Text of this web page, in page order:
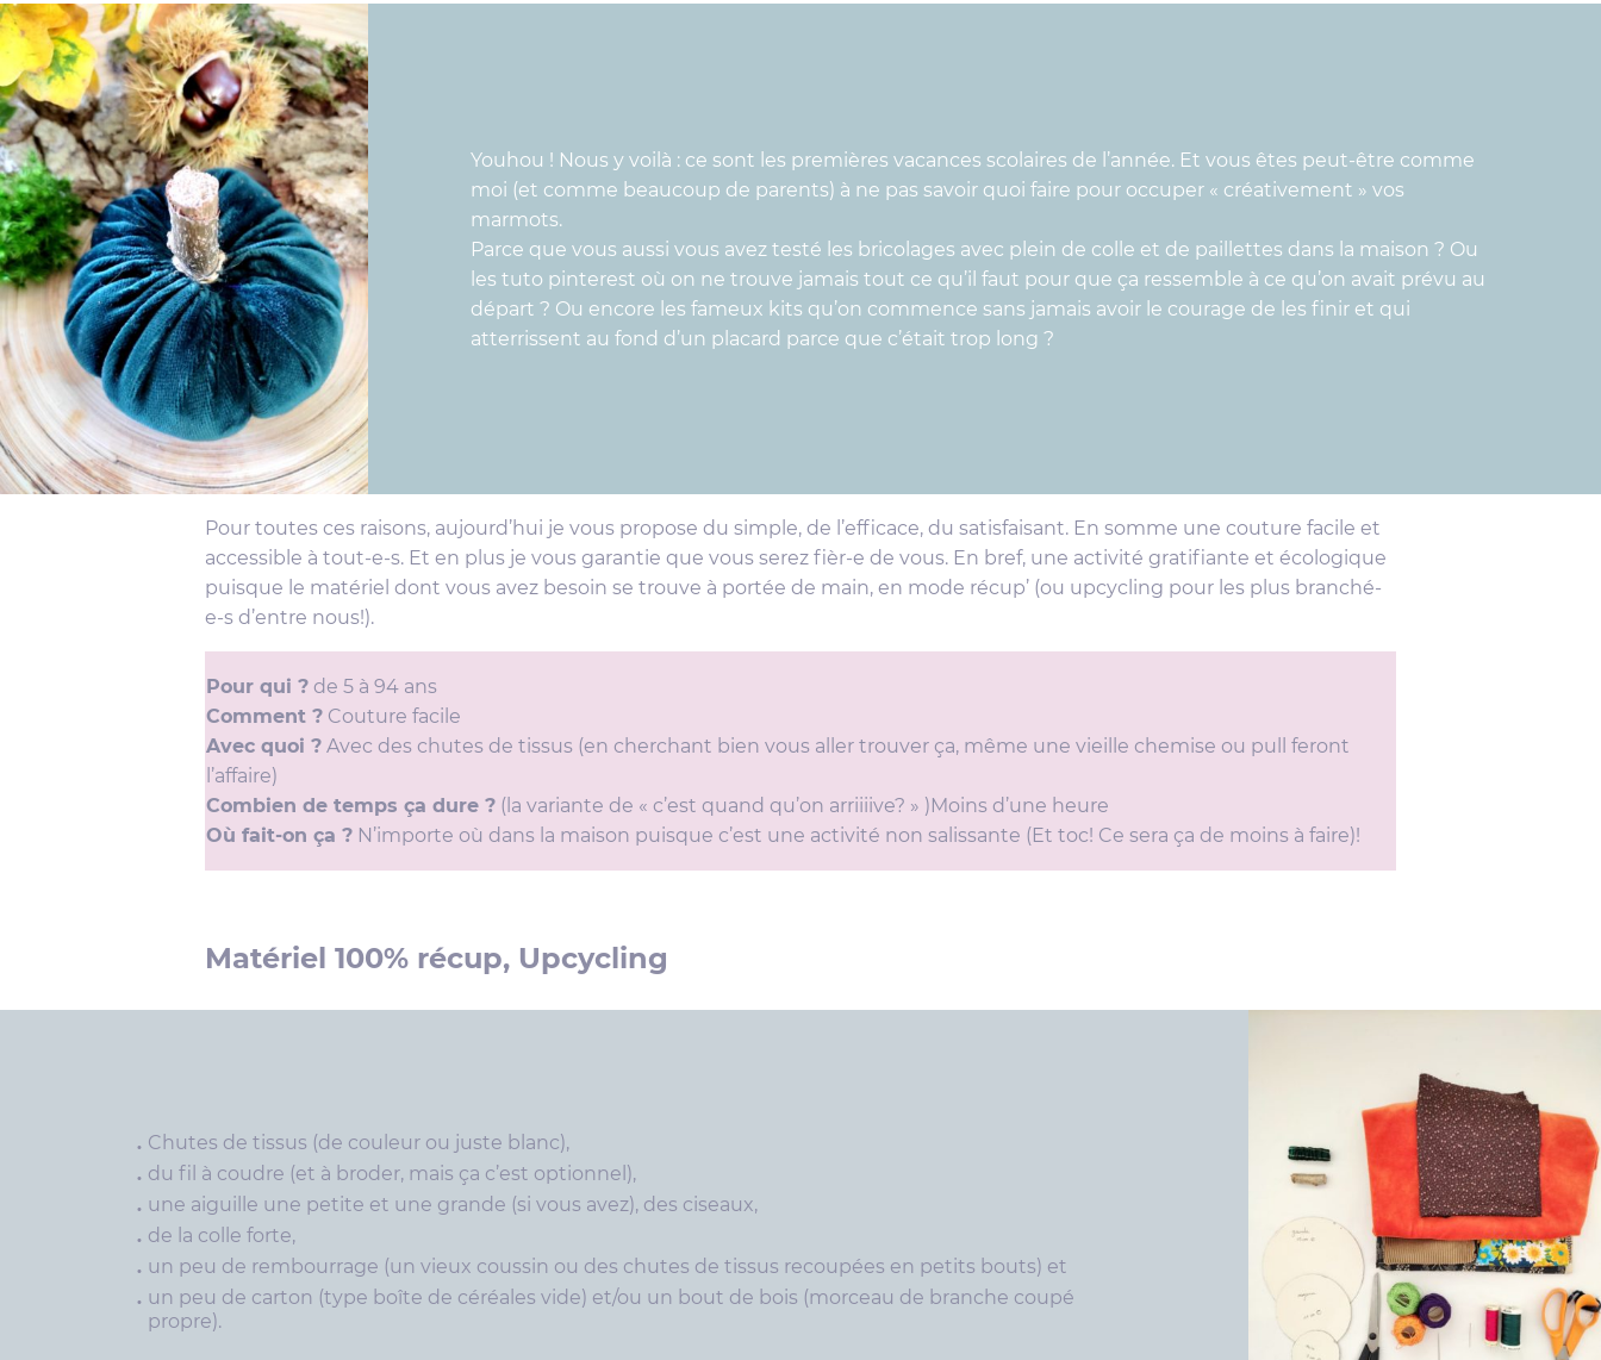
Youhou ! Nous y voilà : ce sont les premières vacances scolaires de l’année. Et vous êtes peut-être comme
moi (et comme beaucoup de parents) à ne pas savoir quoi faire pour occuper « créativement » vos
marmots.
Parce que vous aussi vous avez testé les bricolages avec plein de colle et de paillettes dans la maison ? Ou
les tuto pinterest où on ne trouve jamais tout ce qu’il faut pour que ça ressemble à ce qu’on avait prévu au
départ ? Ou encore les fameux kits qu’on commence sans jamais avoir le courage de les finir et qui
atterrissent au fond d’un placard parce que c’était trop long ?
Pour toutes ces raisons, aujourd’hui je vous propose du simple, de l’efficace, du satisfaisant. En somme une couture facile et
accessible à tout-e-s. Et en plus je vous garantie que vous serez fièr-e de vous. En bref, une activité gratifiante et écologique
puisque le matériel dont vous avez besoin se trouve à portée de main, en mode récup’ (ou upcycling pour les plus branché-
e-s d’entre nous!).
Pour qui ? de 5 à 94 ans
Comment ? Couture facile
Avec quoi ? Avec des chutes de tissus (en cherchant bien vous aller trouver ça, même une vieille chemise ou pull feront
l’affaire)
Combien de temps ça dure ? (la variante de « c’est quand qu’on arriiiive? » )Moins d’une heure
Où fait-on ça ? N’importe où dans la maison puisque c’est une activité non salissante (Et toc! Ce sera ça de moins à faire)!
Matériel 100% récup, Upcycling
Chutes de tissus (de couleur ou juste blanc),
du fil à coudre (et à broder, mais ça c’est optionnel),
une aiguille une petite et une grande (si vous avez), des ciseaux,
de la colle forte,
un peu de rembourrage (un vieux coussin ou des chutes de tissus recoupées en petits bouts) et
un peu de carton (type boîte de céréales vide) et/ou un bout de bois (morceau de branche coupé
propre).